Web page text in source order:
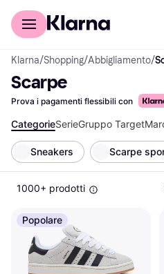
Per il tuo shopping
Klarna/Shopping/Abbigliamento/
Scarpe
Prova i pagamenti flessibili con
CategorieSerieGruppo Target
Sneakers Scarpe
1000+ prodotti
Popolare